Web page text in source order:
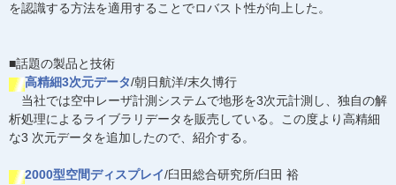
を認識する方法を適用することでロバスト性が向上した。
■話題の製品と技術
高精細3次元データ/朝日航洋/末久博行
当社では空中レーザ計測システムで地形を3次元計測し、独自の解
析処理によるライブラリデータを販売している。この度より高精細
な3 次元データを追加したので、紹介する。
2000型空間ディスプレイ/臼田総合研究所/臼田 裕